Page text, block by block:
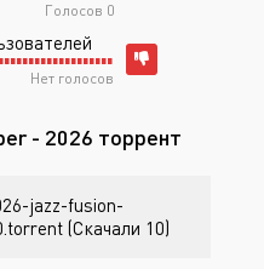
Голосов 0
Нет голосов
- 2026 торрент
jazz-fusion-
(Скачали 10)